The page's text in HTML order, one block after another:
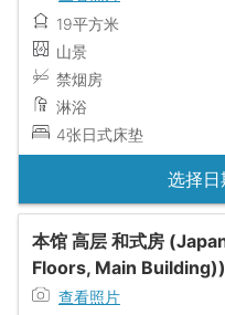
19平方米
山景
禁烟房
淋浴
4张日式床垫
选择日
本馆 高层 和式房
Floors, Main Building))
查看照片